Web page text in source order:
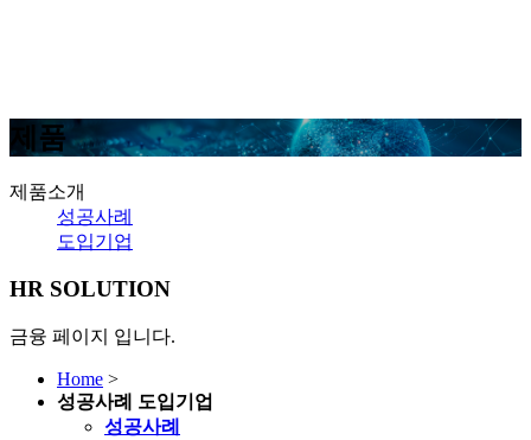
제품
제품소개
성공사례
도입기업
HR SOLUTION
금융 페이지 입니다.
Home >
성공사례 도입기업
성공사례